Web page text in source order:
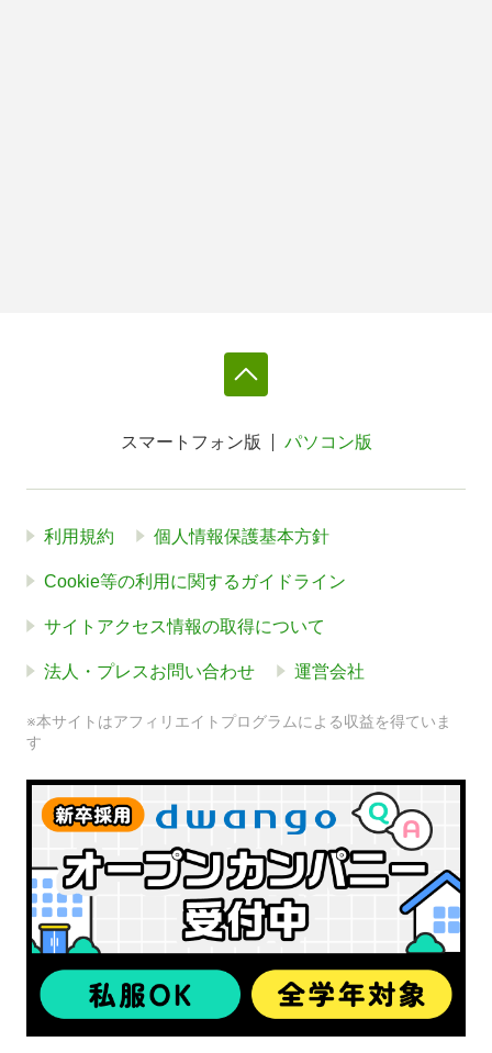
スマートフォン版 パソコン版
利用規約 個人情報保護基本方針
Cookie等の利用に関するガイドライン
サイトアクセス情報の取得について
法人・プレスお問い合わせ 運営会社
※本サイトはアフィリエイトプログラムによる収益を得ていま
す